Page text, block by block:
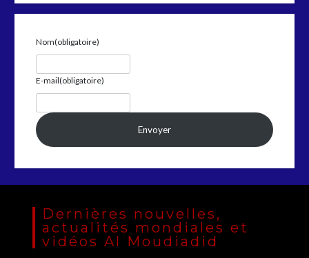
Nom(obligatoire)
E-mail(obligatoire)
Envoyer
Dernières nouvelles,
actualités mondiales et
vidéos Al Moudiadid